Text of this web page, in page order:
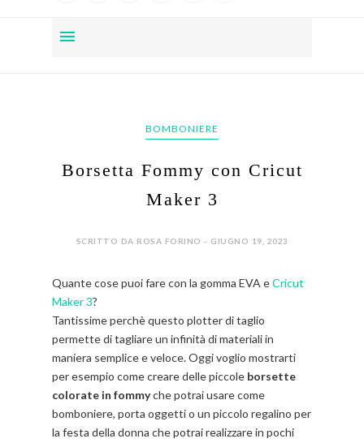
BOMBONIERE
Borsetta Fommy con Cricut
Maker 3
SCRITTO DA ROSA FORINO - GIUGNO 19, 2023
Quante cose puoi fare con la gomma EVA eCricut
Maker 3?
Tantissime perchè questo plotter di taglio
permette di tagliare un infinità di materiali in
maniera semplice e veloce. Oggi voglio mostrarti
per esempio come creare delle piccole borsette
colorate in fommyche potrai usare come
bomboniere, porta oggetti o un piccolo regalino per
la festa della donna che potrai realizzare in pochi